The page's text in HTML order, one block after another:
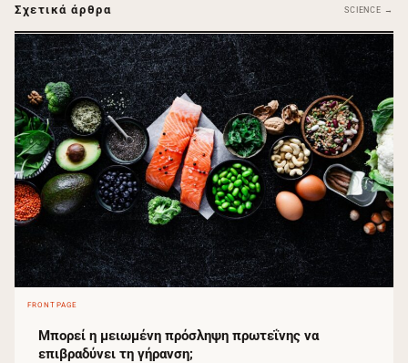
Σχετικά άρθρα SCIENCE →
FRONTPAGE
Μπορεί η μειωμένη πρόσληψη πρωτεΐνης να
επιβραδύνει τη γήρανση;